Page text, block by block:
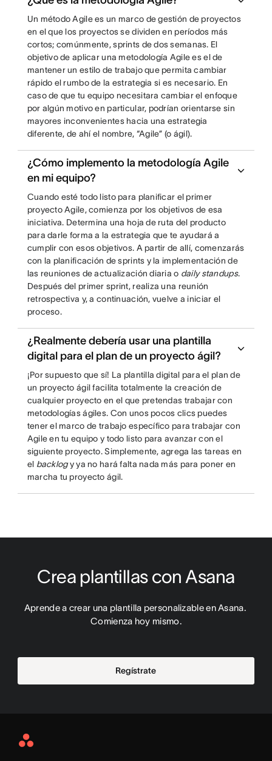
Un método Agile es un marco de gestión de proyectos
en el que los proyectos se dividen en períodos más
cortos; comúnmente, sprints de dos semanas. El
objetivo de aplicar una metodología Agile es el de
mantener un estilo de trabajo que permita cambiar
rápido el rumbo de la estrategia si es necesario. En
caso de que tu equipo necesitara cambiar el enfoque
por algún motivo en particular, podrían orientarse sin
mayores inconvenientes hacia una estrategia
diferente, de ahí el nombre, “Agile” (o ágil).
¿Cómo implemento la metodología Agile
en mi equipo?
Cuando esté todo listo para planificar el primer
proyecto Agile, comienza por los objetivos de esa
iniciativa. Determina una hoja de ruta del producto
para darle forma a la estrategia que te ayudará a
cumplir con esos objetivos. A partir de allí, comenzarás
con la planificación de sprints y la implementación de
las reuniones de actualización diaria o daily standups.
Después del primer sprint, realiza una reunión
retrospectiva y, a continuación, vuelve a iniciar el
proceso.
¿Realmente debería usar una plantilla
digital para el plan de un proyecto ágil?
¡Por supuesto que sí! La plantilla digital para el plan de
un proyecto ágil facilita totalmente la creación de
cualquier proyecto en el que pretendas trabajar con
metodologías ágiles. Con unos pocos clics puedes
tener el marco de trabajo específico para trabajar con
Agile en tu equipo y todo listo para avanzar con el
siguiente proyecto. Simplemente, agrega las tareas en
el backlogy ya no hará falta nada más para poner en
marcha tu proyecto ágil.
Crea plantillas con Asana
Aprende a crear una plantilla personalizable en Asana.
Comienza hoy mismo.
Regístrate
Asana